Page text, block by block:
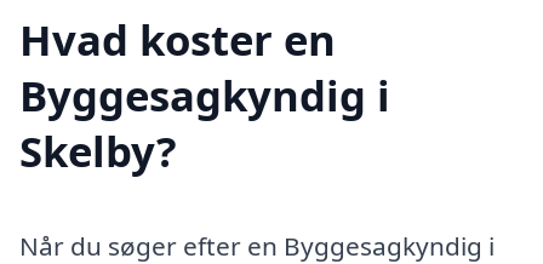
Hvad koster en
Byggesagkyndig i
Skelby?
Når du søger efter en Byggesagkyndig i